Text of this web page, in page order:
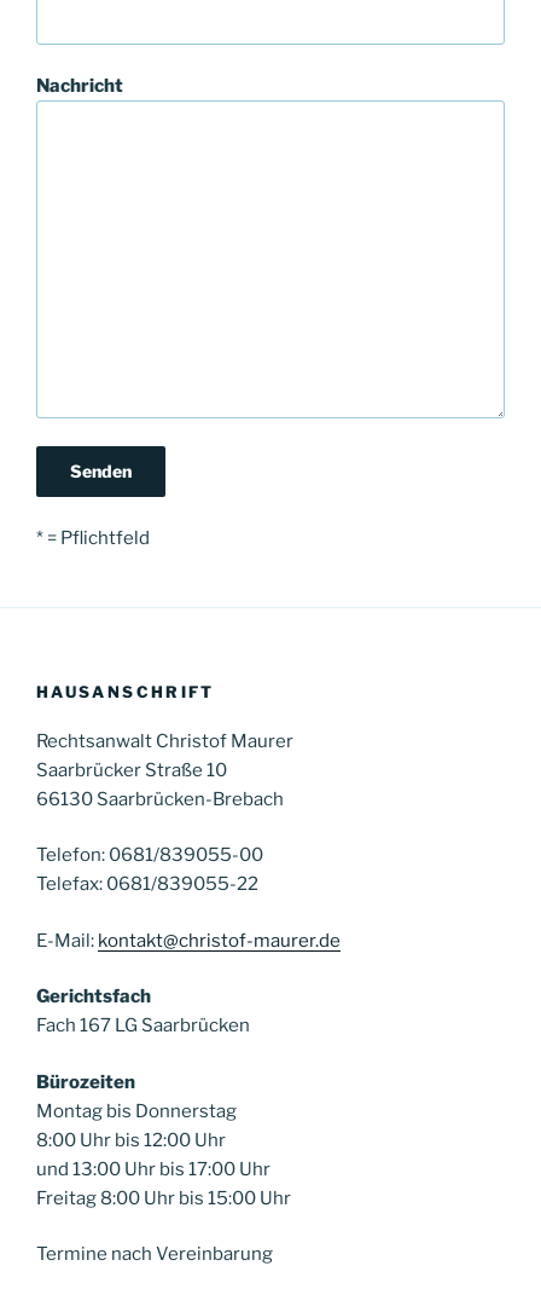
Nachricht
* = Pflichtfeld
HAUSANSCHRIFT
Rechtsanwalt Christof Maurer
Saarbrücker Straße 10
66130 Saarbrücken-Brebach
Telefon: 0681/839055-00
Telefax: 0681/839055-22
E-Mail: kontakt@christof-maurer.de
Gerichtsfach
Fach 167 LG Saarbrücken
Bürozeiten
Montag bis Donnerstag
8:00 Uhr bis 12:00 Uhr
und 13:00 Uhr bis 17:00 Uhr
Freitag 8:00 Uhr bis 15:00 Uhr
Termine nach Vereinbarung